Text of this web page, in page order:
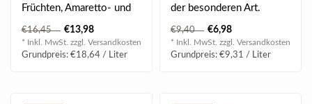
Früchten, Amaretto- und
Gewürznoten, trocken,
warm..
€16,45 €13,98
* Inkl. MwSt. zzgl. Versandkosten
Grundpreis: €18,64 / Liter
der besonderen Art.
€9,40 €6,98
* Inkl. MwSt. zzgl. Versandkosten
Grundpreis: €9,31 / Liter